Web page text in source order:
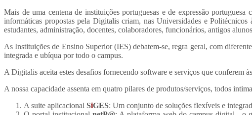
Mais de uma centena de instituições portuguesas e de expressão
informáticas propostas pela Digitalis criam, nas Universidades e
estudantes, administração, docentes, colaboradores, funcionários, antigos
As Instituições de Ensino Superior (IES) debatem-se, regra geral, com
integrada e ubíqua por todo o campus.
A Digitalis aceita estes desafios fornecendo software e serviços que conferem
A nossa capacidade assenta em quatro pilares de produtos/serviços, todos
A suite aplicacional SiGES: Um conjunto de soluções flexíveis e